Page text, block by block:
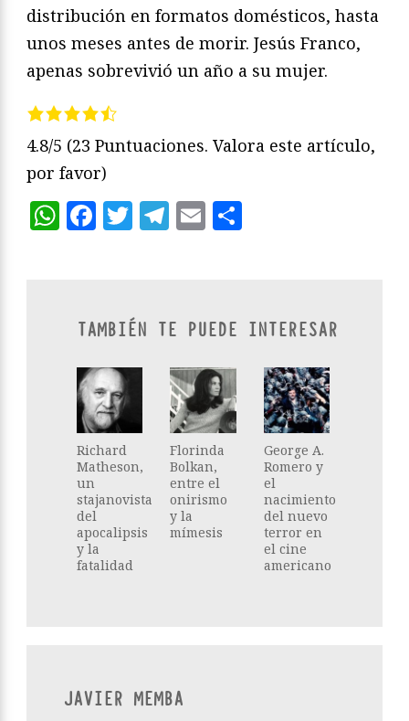
distribución en formatos domésticos, hasta
unos meses antes de morir. Jesús Franco,
apenas sobrevivió un año a su mujer.
4.8/5 (23 Puntuaciones. Valora este artículo,
por favor)
WhatsApp
Facebook
Twitter
Telegram
Email
TAMBIÉN TE PUEDE INTERESAR
Richard
Matheson,
un
stajanovista
del
apocalipsis
y la
fatalidad
Florinda
Bolkan,
entre el
onirismo
y la
mímesis
George A.
Romero y
el
nacimiento
del nuevo
terror en
el cine
americano
JAVIER MEMBA